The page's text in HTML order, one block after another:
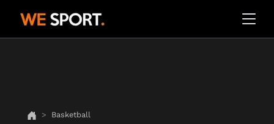
Basketball